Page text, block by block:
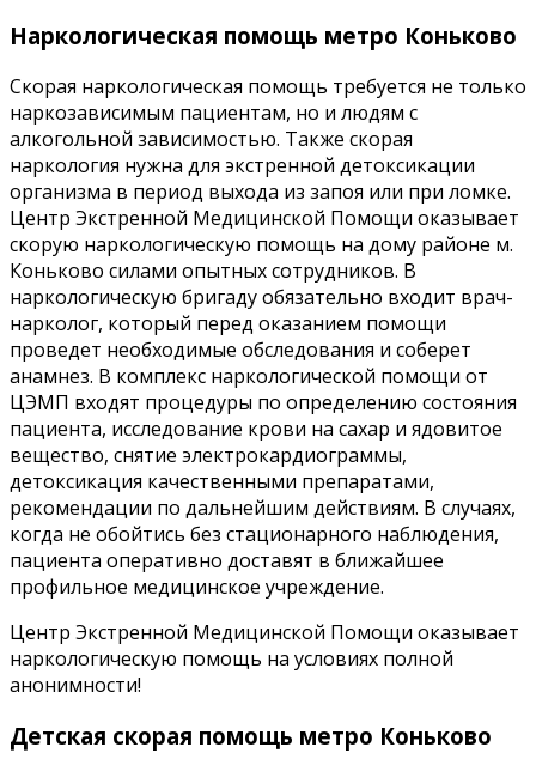
Наркологическая помощь метро Коньково
Скорая наркологическая помощь требуется не только
наркозависимым пациентам, но и людям с
алкогольной зависимостью. Также скорая
наркология нужна для экстренной детоксикации
организма в период выхода из запоя или при ломке.
Центр Экстренной Медицинской Помощи оказывает
скорую наркологическую помощь на дому районе м.
Коньково силами опытных сотрудников. В
наркологическую бригаду обязательно входит врач-
нарколог, который перед оказанием помощи
проведет необходимые обследования и соберет
анамнез. В комплекс наркологической помощи от
ЦЭМП входят процедуры по определению состояния
пациента, исследование крови на сахар и ядовитое
вещество, снятие электрокардиограммы,
детоксикация качественными препаратами,
рекомендации по дальнейшим действиям. В случаях,
когда не обойтись без стационарного наблюдения,
пациента оперативно доставят в ближайшее
профильное медицинское учреждение.
Центр Экстренной Медицинской Помощи оказывает
наркологическую помощь на условиях полной
анонимности!
Детская скорая помощь метро Коньково